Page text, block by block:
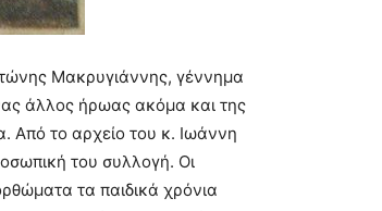
Μακρυγιάννης, γέννημα
άλλος ήρωας ακόμα και της
Από το αρχείο του κ. Ιωάννη
του συλλογή. Οι
τα παιδικά χρόνια